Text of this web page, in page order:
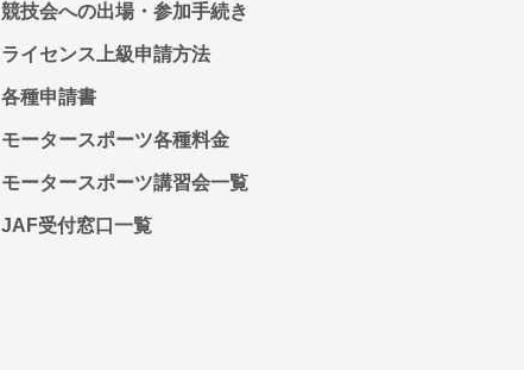
競技会への出場・参加手続き
ライセンス上級申請方法
各種申請書
モータースポーツ各種料金
モータースポーツ講習会一覧
JAF受付窓口一覧